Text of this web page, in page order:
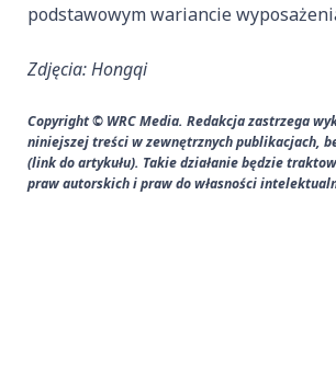
podstawowym wariancie
Zdjęcia: Hongqi
Copyright © WRC Media. Redakcja zastrzega
niniejszej treści w zewnętrznych publikacjach,
(link do artykułu). Takie działanie będzie
praw autorskich i praw do własności